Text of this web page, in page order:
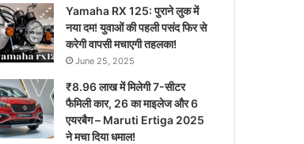
Yamaha RX 125: पुराने लुक में
नया दम! युवाओं की पहली पसंद फिर से
करेगी वापसी मचाएगी तहलका!
June 25, 2025
₹8.96 लाख में मिलेगी 7-सीटर
फैमिली कार, 26 का माइलेज और 6
एयरबैग – Maruti Ertiga 2025
ने मचा दिया धमाल!